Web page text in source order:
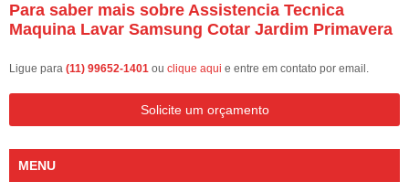
Para saber mais sobre Assistencia Tecnica
Maquina Lavar Samsung Cotar Jardim Primavera
Ligue para (11) 99652-1401 ou clique aqui e entre em contato por email.
Solicite um orçamento
MENU